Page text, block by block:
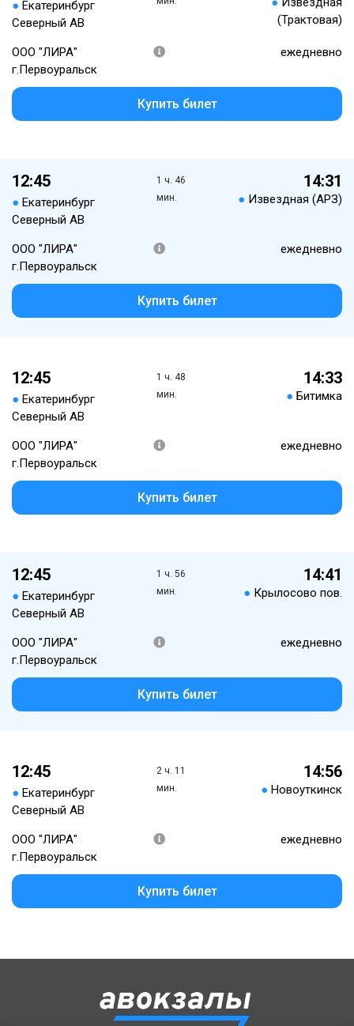
● Екатеринбург
Северный АВ
(Трактовая)
ООО "ЛИРА"
г.Первоуральск
ежедневно
Купить билет
12:45
● Екатеринбург
Северный АВ
1 ч. 46
мин.
14:31
● Извездная (АРЗ)
ООО "ЛИРА"
г.Первоуральск
ежедневно
Купить билет
12:45
● Екатеринбург
Северный АВ
1 ч. 48
мин.
14:33
● Битимка
ООО "ЛИРА"
г.Первоуральск
ежедневно
Купить билет
12:45
● Екатеринбург
Северный АВ
1 ч. 56
мин.
14:41
● Крылосово пов.
ООО "ЛИРА"
г.Первоуральск
ежедневно
Купить билет
12:45
● Екатеринбург
Северный АВ
2 ч. 11
мин.
14:56
● Новоуткинск
ООО "ЛИРА"
г.Первоуральск
ежедневно
Купить билет